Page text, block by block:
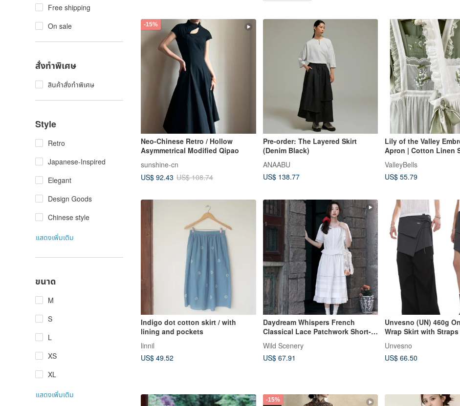
Free shipping
On sale
สั่งทำพิเศษ
สินค้าสั่งทำพิเศษ
Style
Retro
Japanese-Inspired
Elegant
Design Goods
Chinese style
แสดงเพิ่มเติม
ขนาด
M
S
L
XS
XL
แสดงเพิ่มเติม
-15%
Neo-Chinese Retro / Hollow
Asymmetrical Modified Qipao
sunshine-cn
US$ 92.43 US$ 108.74
Pre-order: The Layered Skirt
(Denim Black)
ANAABU
US$ 138.77
Lily of the Valley
Apron | Cotton Linen
Tencel Apron |
ValleyBells
US$ 55.79
Indigo dot cotton skirt / with
lining and pockets
linnil
US$ 49.52
Daydream Whispers French
Classical Lace Patchwork Short-
Be Worn As A Set
Wild Scenery
US$ 67.91
Unvesno (UN) 460g
Wrap Skirt with
Unvesno
US$ 66.50
-15%